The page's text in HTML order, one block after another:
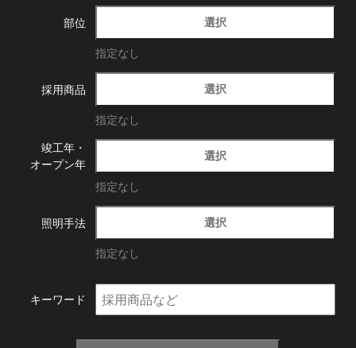
部位 選択
指定なし
採用商品 選択
指定なし
竣工年・
オープン年
選択
指定なし
照明手法 選択
指定なし
キーワード